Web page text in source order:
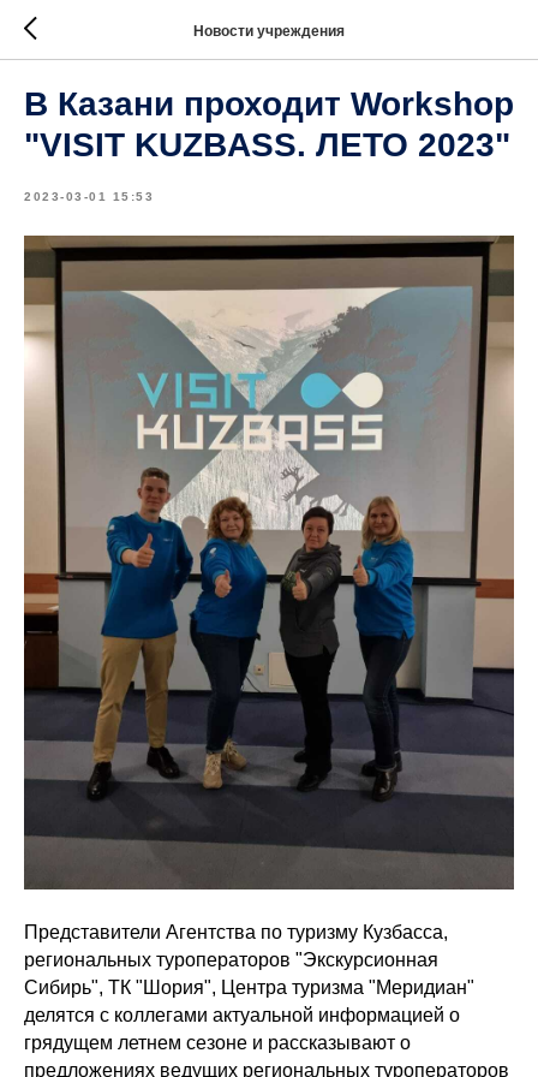
Новости учреждения
В Казани проходит Workshop
"VISIT KUZBASS. ЛЕТО 2023"
2023-03-01 15:53
Представители Агентства по туризму Кузбасса,
региональных туроператоров "Экскурсионная
Сибирь", ТК "Шория", Центра туризма "Меридиан"
делятся с коллегами актуальной информацией о
грядущем летнем сезоне и рассказывают о
предложениях ведущих региональных туроператоров